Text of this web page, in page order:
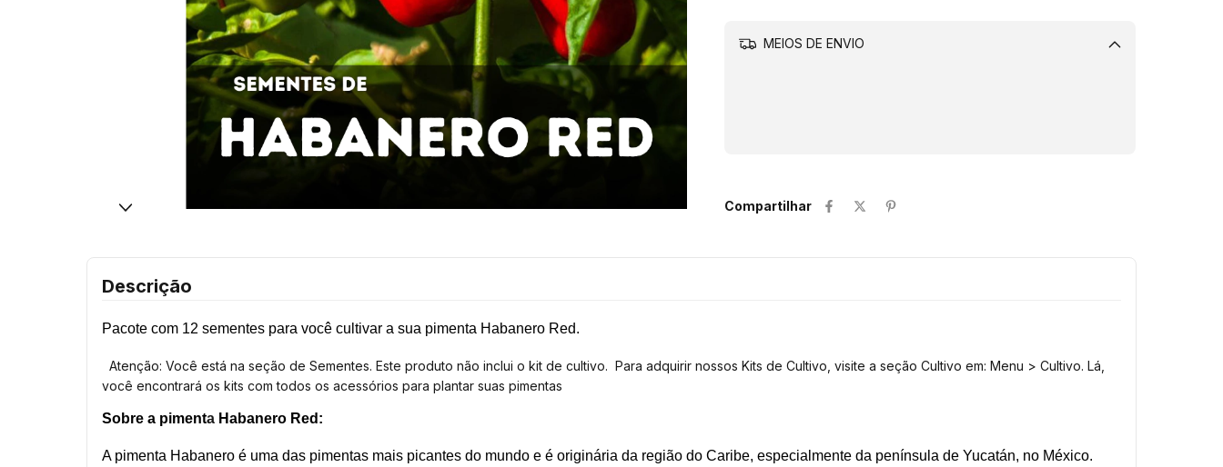
MEIOS DE ENVIO
Compartilhar
Descrição
Pacote com 12 sementes para você cultivar a sua pimenta Habanero Red.
Atenção: Você está na seção de Sementes. Este produto não inclui o kit de cultivo. Para adquirir nossos Kits de Cultivo, visite a seção Cultivo em: Menu > Cultivo. Lá,
você encontrará os kits com todos os acessórios para plantar suas pimentas
Sobre a pimenta Habanero Red :
A pimenta Habanero é uma das pimentas mais picantes do mundo e é originária da região do Caribe, especialmente da península de Yucatán, no México.